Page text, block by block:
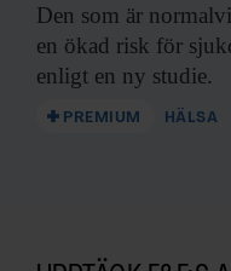
Den som är
en ökad risk för
enligt en ny studie.
PREMIUM HÄLSA